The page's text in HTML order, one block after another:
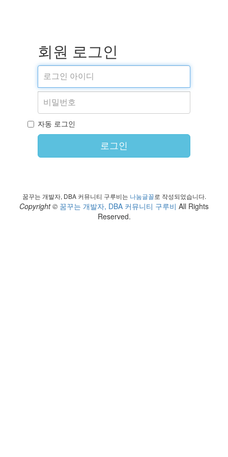
회원 로그인
자동 로그인
로그인
꿈꾸는 개발자, DBA 커뮤니티 구루비는 나눔글꼴로 작성되었습니다.
Copyright © 꿈꾸는 개발자, DBA 커뮤니티 구루비 All Rights
Reserved.